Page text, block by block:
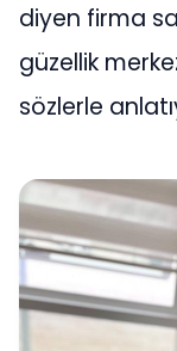
diyen firma
güzellik
sözlerle